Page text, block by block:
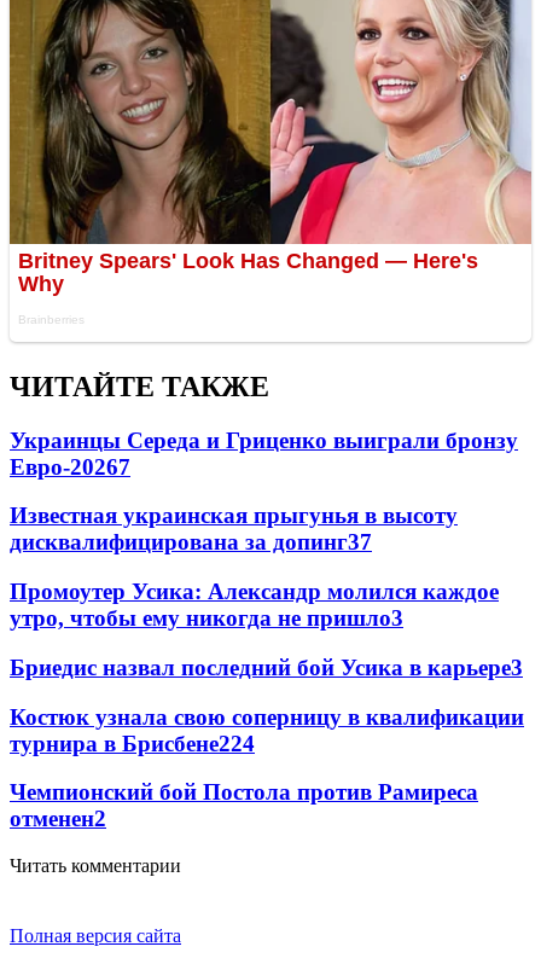
ЧИТАЙТЕ ТАКЖЕ
Украинцы Середа и Гриценко выиграли бронзу
Евро-20267
Известная украинская прыгунья в высоту
дисквалифицирована за допинг37
Промоутер Усика: Александр молился каждое
утро, чтобы ему никогда не пришло3
Бриедис назвал последний бой Усика в карьере3
Костюк узнала свою соперницу в квалификации
турнира в Брисбене224
Чемпионский бой Постола против Рамиреса
отменен2
Читать комментарии
Полная версия сайта